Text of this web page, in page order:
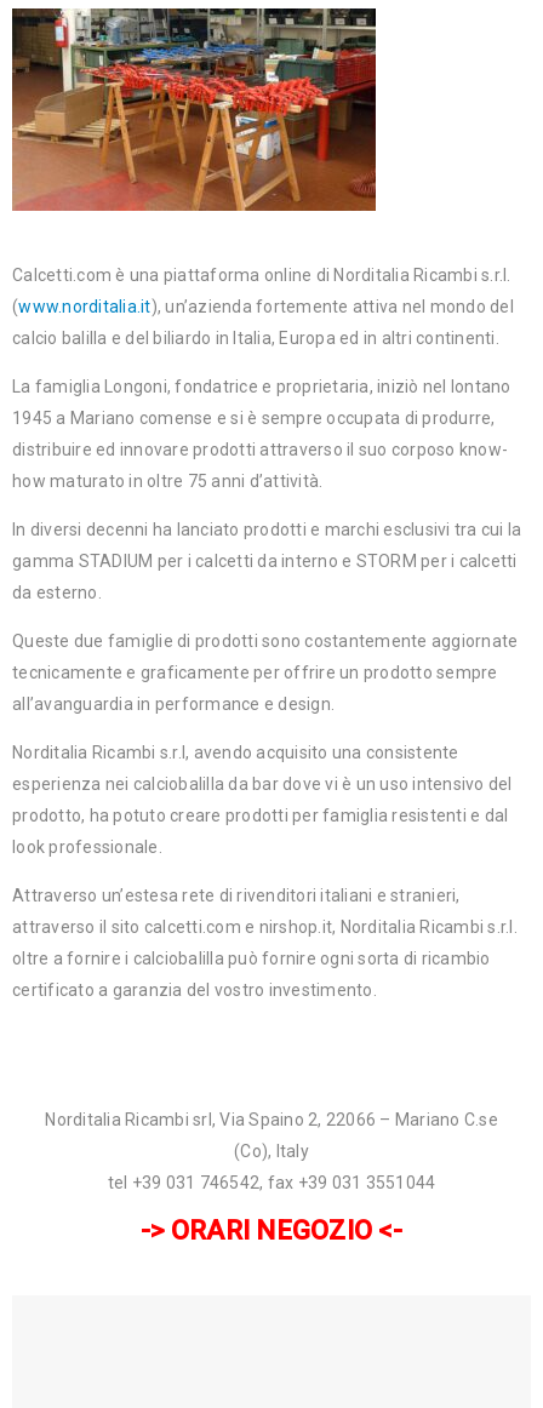
Calcetti.com è una piattaforma online di Norditalia Ricambi s.r.l.
(www.norditalia.it), un’azienda fortemente attiva nel mondo del
calcio balilla e del biliardo in Italia, Europa ed in altri continenti.
La famiglia Longoni, fondatrice e proprietaria, iniziò nel lontano
1945 a Mariano comense e si è sempre occupata di produrre,
distribuire ed innovare prodotti attraverso il suo corposo know-
how maturato in oltre 75 anni d’attività.
In diversi decenni ha lanciato prodotti e marchi esclusivi tra cui la
gamma STADIUM per i calcetti da interno e STORM per i calcetti
da esterno.
Queste due famiglie di prodotti sono costantemente aggiornate
tecnicamente e graficamente per offrire un prodotto sempre
all’avanguardia in performance e design.
Norditalia Ricambi s.r.l, avendo acquisito una consistente
esperienza nei calciobalilla da bar dove vi è un uso intensivo del
prodotto, ha potuto creare prodotti per famiglia resistenti e dal
look professionale.
Attraverso un’estesa rete di rivenditori italiani e stranieri,
attraverso il sito calcetti.com e nirshop.it, Norditalia Ricambi s.r.l.
oltre a fornire i calciobalilla può fornire ogni sorta di ricambio
certificato a garanzia del vostro investimento.
Norditalia Ricambi srl, Via Spaino 2, 22066 – Mariano C.se
(Co), Italy
tel +39 031 746542, fax +39 031 3551044
-> ORARI NEGOZIO <-